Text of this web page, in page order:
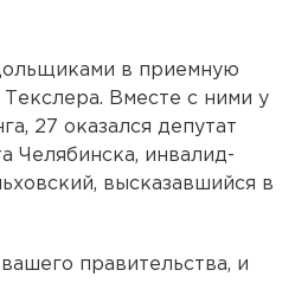
в приемную
Вместе с ними у
27 оказался депутат
Челябинска, инвалид-
высказавшийся в
правительства, и